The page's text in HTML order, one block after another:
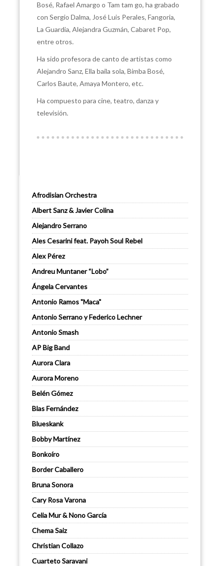
Bosé, Rafael Amargo o Tam tam go, ha grabado
con Sergio Dalma, José Luis Perales, Fangoria,
La Guardia, Alejandra Guzmán, Cabaret Pop,
entre otros.
Ha sido profesora de canto de artistas como
Alejandro Sanz, Ella baila sola, Bimba Bosé,
Carlos Baute, Amaya Montero, etc.
Ha compuesto para cine, teatro, danza y
televisión.
Afrodisian Orchestra
Albert Sanz & Javier Colina
Alejandro Serrano
Ales Cesarini feat. Payoh Soul Rebel
Alex Pérez
Andreu Muntaner “Lobo”
Ángela Cervantes
Antonio Ramos "Maca"
Antonio Serrano y Federico Lechner
Antonio Smash
AP Big Band
Aurora Clara
Aurora Moreno
Belén Gómez
Blas Fernández
Blueskank
Bobby Martínez
Bonkoíro
Border Caballero
Bruna Sonora
Cary Rosa Varona
Celia Mur & Nono García
Chema Saiz
Christian Collazo
Cuarteto Saravani